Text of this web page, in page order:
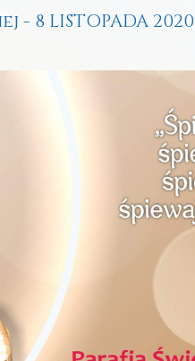
8 LISTOPADA 2020